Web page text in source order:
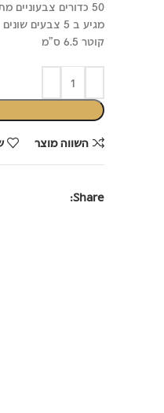
היה:
₪69.90.
50 כדורים צבעוניים מתאימים לבריכה ואוהל כדורים
מגיע ב 5 צבעים שונים
קוטר 6.5 ס"מ
השווה מוצר
Share: